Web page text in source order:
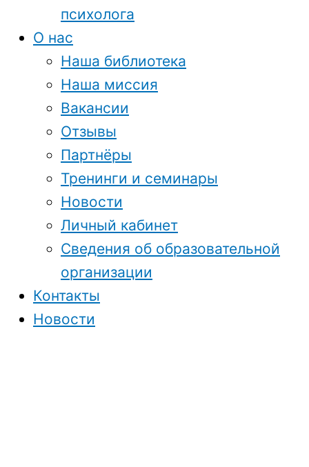
психолога
О нас
Наша библиотека
Наша миссия
Вакансии
Отзывы
Партнёры
Тренинги и семинары
Новости
Личный кабинет
Сведения об образовательной
организации
Контакты
Новости